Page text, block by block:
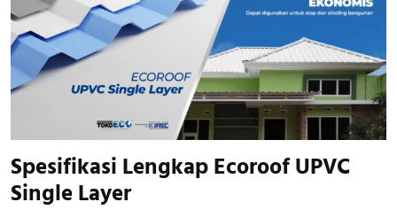
Spesifikasi Lengkap Ecoroof UPVC
Single Layer